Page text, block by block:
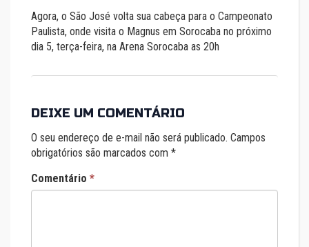
Agora, o São José volta sua cabeça para o Campeonato
Paulista, onde visita o Magnus em Sorocaba no próximo
dia 5, terça-feira, na Arena Sorocaba as 20h
DEIXE UM COMENTÁRIO
O seu endereço de e-mail não será publicado. Campos
obrigatórios são marcados com *
Comentário *